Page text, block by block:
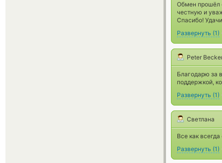
Обмен прошёл
честную и
Спасибо!
Развернуть (1)
Peter
Благодарю за
поддержкой,
Развернуть (1)
Светлана
Все как
Развернуть (1)